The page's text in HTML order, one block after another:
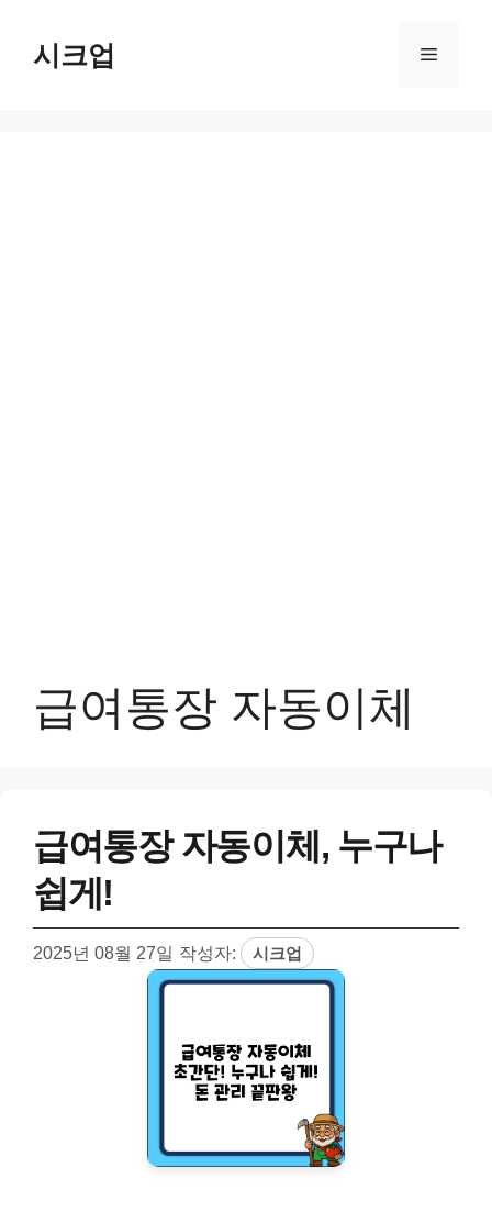
시크업 메
급여통장 자동이체
급여통장 자동이체, 누구나
쉽게!
2025년 08월 27일 작성자: 시크업